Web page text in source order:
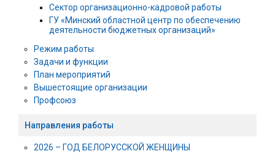
Сектор организационно-кадровой работы
ГУ «Минский областной центр по обеспечению
деятельности бюджетных организаций»
Режим работы
Задачи и функции
План мероприятий
Вышестоящие организации
Профсоюз
Направления работы
2026 – ГОД БЕЛОРУССКОЙ ЖЕНЩИНЫ